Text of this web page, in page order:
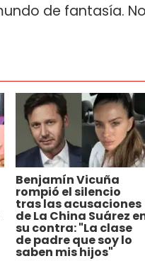
de fantasía.
Benjamín Vicuña
rompió el silencio
tras las acusaciones
de La China Suárez
su contra: "La clase
de padre que soy lo
saben mis hijos"